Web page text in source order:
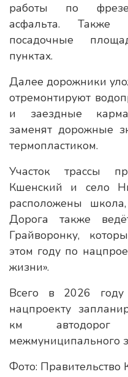
работы по
асфальта. Также
посадочные
пунктах.
Далее дорожники
отремонтируют
и заездные
заменят дорожные
термопластиком.
Участок трассы
Кшенский и село
расположены
Дорога также
Грайворонку,
этом году по
жизни».
Всего в 2026
нацпроекту
км автодорог
межмуниципального
Фото: Правительство